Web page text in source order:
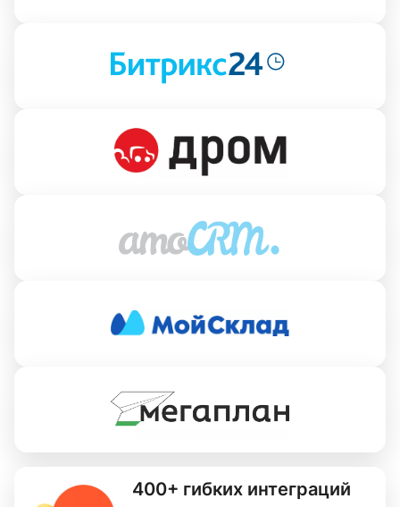
400+ гибких интеграций